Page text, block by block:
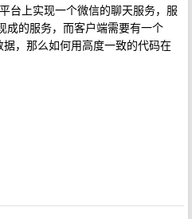
台上实现一个微信的聊天服务，服
成的服务，而客户端需要有一个
，那么如何用高度一致的代码在